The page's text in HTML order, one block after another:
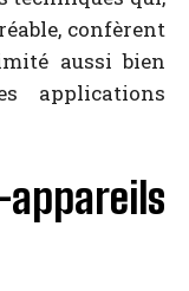
confèrent
aussi bien
applications